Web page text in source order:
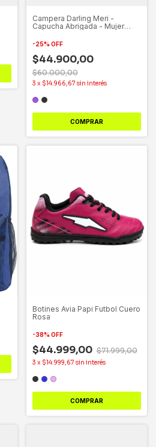
Campera Darling Meri -
Capucha Abrigada - Mujer
-25% OFF
$44.900,00
$60.000,00
3 x $14.966,67 sin interés
COMPRAR
Botines Avia Papi Futbol Cuero
Rosa
-38% OFF
$44.999,00 $71.999,00
3 x $14.999,67 sin interés
COMPRAR